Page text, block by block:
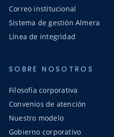
Correo institucional
Sistema de gestión Almera
Línea de integridad
SOBRE NOSOTROS
Filosofía corporativa
Convenios de atención
Nuestro modelo
Gobierno corporativo